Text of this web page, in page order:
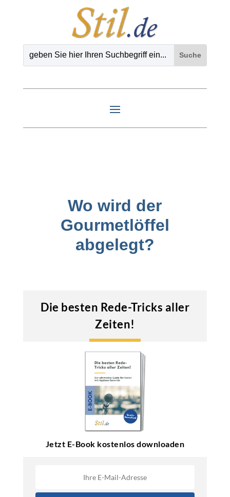
Wo wird der
Gourmetlöffel
abgelegt?